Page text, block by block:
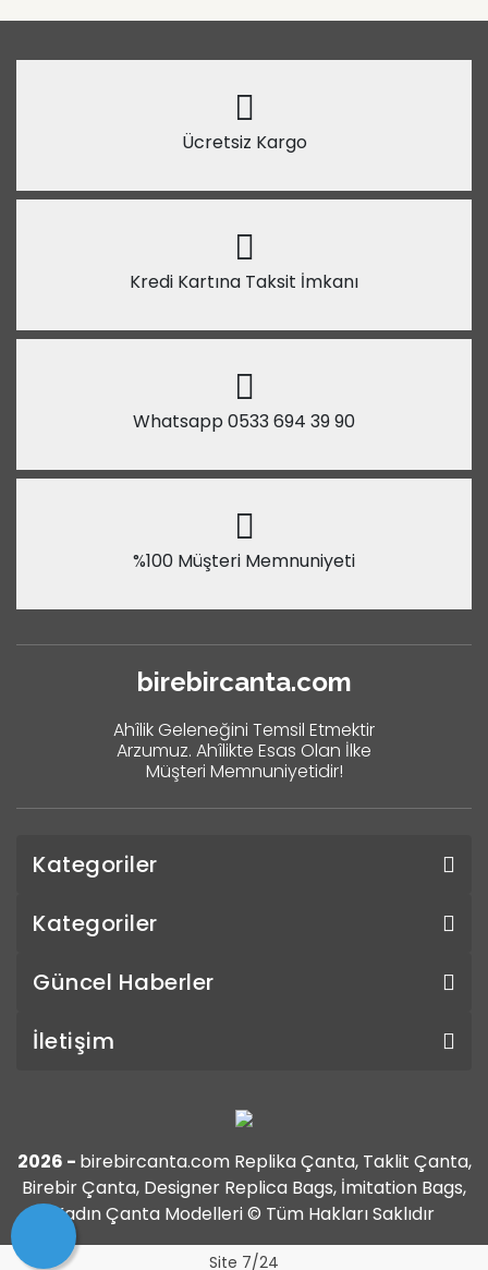
Ücretsiz Kargo
Kredi Kartına Taksit İmkanı
Whatsapp 0533 694 39 90
%100 Müşteri Memnuniyeti
birebircanta.com
Ahîlik Geleneğini Temsil Etmektir
Arzumuz. Ahîlikte Esas Olan İlke
Müşteri Memnuniyetidir!
Kategoriler
Kategoriler
Güncel Haberler
İletişim
2026 - birebircanta.com Replika Çanta, Taklit Çanta,
Birebir Çanta, Designer Replica Bags, İmitation Bags,
Kadın Çanta Modelleri © Tüm Hakları Saklıdır
Site 7/24